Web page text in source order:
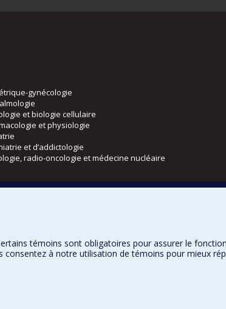
gynécologie
et biologie cellulaire
et physiologie
et d’addictologie
radio-oncologie et médecine nucléaire
témoins sont obligatoires pour assurer le
consentez à notre utilisation de témoins pour mieux